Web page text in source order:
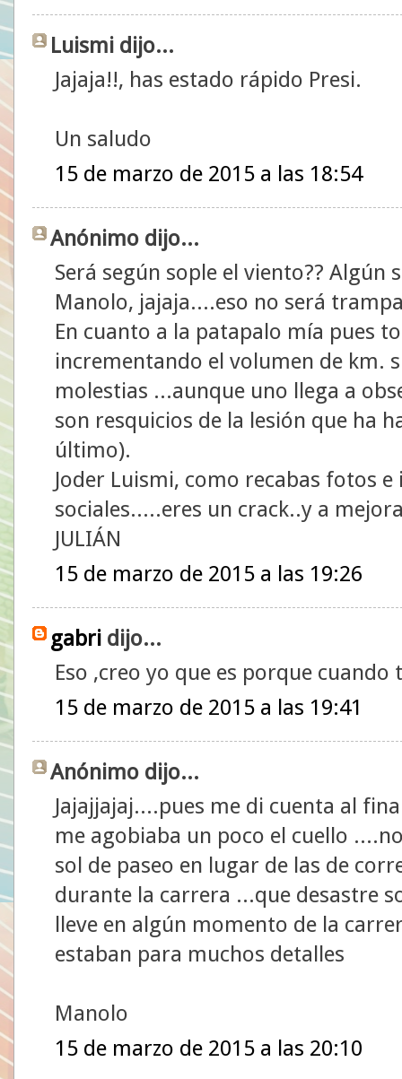
Luismi dijo...
Jajaja!!, has estado rápido Presi.
Un saludo
15 de marzo de 2015 a las 18:54
Anónimo dijo...
Será según sople el viento?? Algún
Manolo, jajaja....eso no será
En cuanto a la patapalo mía pues
incrementando el volumen de km.
molestias ...aunque uno llega a
son resquicios de la lesión que ha
último).
Joder Luismi, como recabas fotos
sociales.....eres un crack..y a
JULIÁN
15 de marzo de 2015 a las 19:26
gabri dijo...
Eso ,creo yo que es porque cuando
15 de marzo de 2015 a las 19:41
Anónimo dijo...
Jajajjajaj....pues me di cuenta al
me agobiaba un poco el cuello
sol de paseo en lugar de las de
durante la carrera ...que desastre
lleve en algún momento de la
estaban para muchos detalles
Manolo
15 de marzo de 2015 a las 20:10